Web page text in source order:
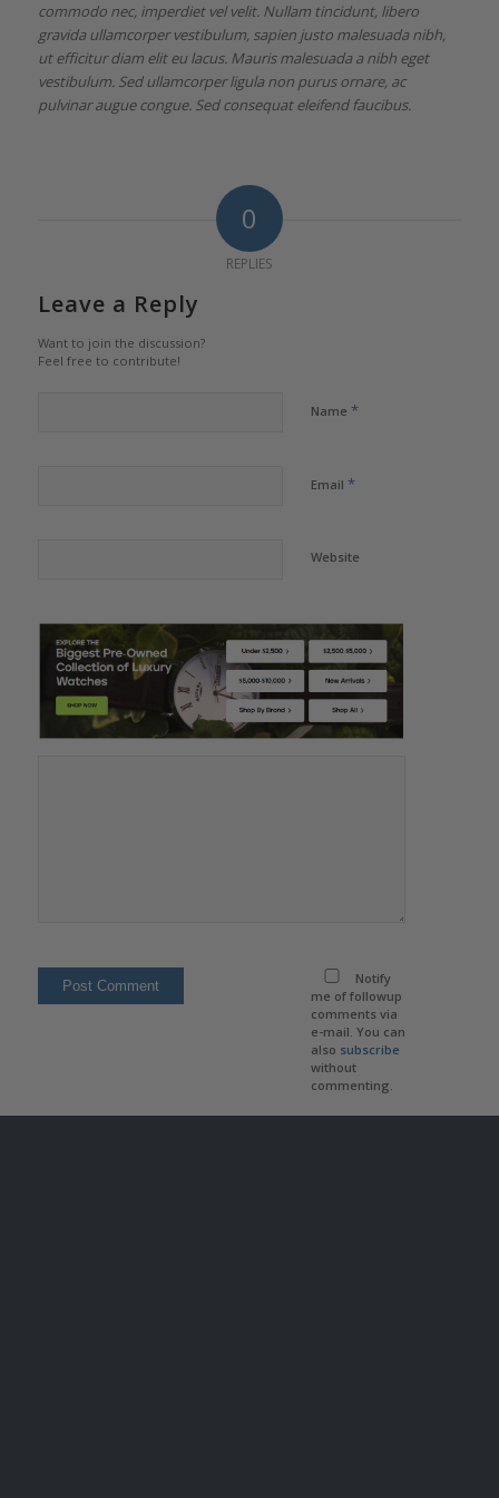
commodo nec, imperdiet vel velit. Nullam tincidunt, libero
gravida ullamcorper vestibulum, sapien justo malesuada nibh,
ut efficitur diam elit eu lacus. Mauris malesuada a nibh eget
vestibulum. Sed ullamcorper ligula non purus ornare, ac
pulvinar augue congue. Sed consequat eleifend faucibus.
0
REPLIES
Leave a Reply
Want to join the discussion?
Feel free to contribute!
Name *
Email *
Website
Notify
me of followup
comments via
e-mail. You can
also subscribe
without
commenting.